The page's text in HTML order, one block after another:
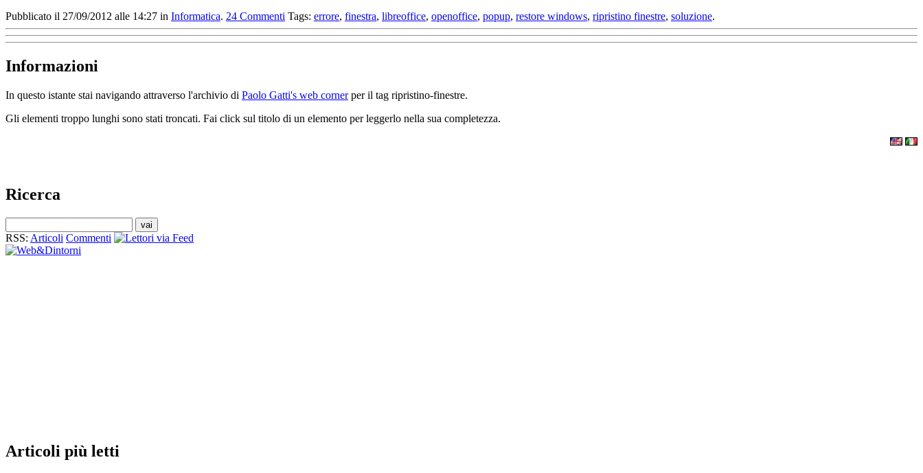
Pubblicato il 27/09/2012 alle 14:27 in Informatica. 24 Commenti Tags: errore, finestra, libreoffice, openoffice, popup, restore windows, ripristino finestre, soluzione.
Informazioni
In questo istante stai navigando attraverso l'archivio di Paolo Gatti's web cornerper il tag ripristino-finestre.
Gli elementi troppo lunghi sono stati troncati. Fai click sul titolo di un elemento per leggerlo nella sua completezza.
Ricerca
RSS: Articoli Commenti
Articoli più letti